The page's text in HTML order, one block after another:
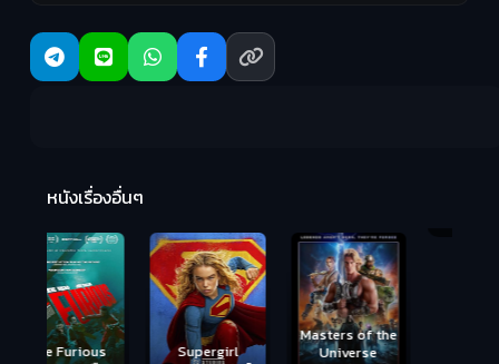
หนังเรื่องอื่นๆ
Supergirl
Masters of the
Universe